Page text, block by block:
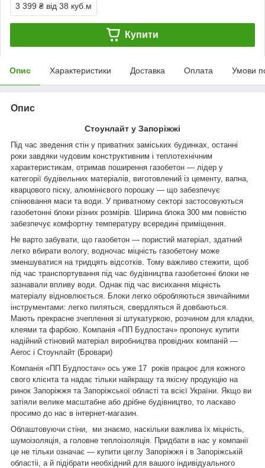
3 399 ₴ від 38 куб.м
Купити
Опис Характеристики Доставка Оплата Умови
Опис
Стоунлайт у Запоріжжі
Під час зведення стін у приватних заміських будинках, останні
роки завдяки чудовим конструктивним і теплотехнічним
характеристикам, отримав поширення газобетон — лідер у
категорії будівельних матеріалів, виготовлений із цементу, вапна,
кварцового піску, алюмінієвого порошку — що забезпечує
спінювання маси та води. У приватному секторі застосовуються
газобетонні блоки різних розмірів. Ширина блока 300 мм повністю
забезпечує комфортну температуру всередині приміщення.
Не варто забувати, що газобетон — пористий матеріал, здатний
легко вбирати вологу, водночас міцність газобетону може
зменшуватися на тридцять відсотків. Тому важливо стежити, щоб
під час транспортування під час будівництва газобетонні блоки не
зазнавали впливу води. Однак під час висихання міцність
матеріалу відновлюється. Блоки легко обробляються звичайними
інструментами: легко пиляться, свердляться й довбаються.
Мають прекрасне зчеплення зі штукатуркою, розчином для кладки,
клеями та фарбою. Компанія «ПП Будпостач» пропонує купити
надійний стіновий матеріал виробництва провідних компаній —
Aeroc і Стоунлайт (Бровари)
Компанія «ПП Будпостач» ось уже 17 років працює для кожного
свого клієнта та надає тільки найкращу та якісну продукцію на
ринок Запоріжжя та Запоріжської області та всієї України. Якщо ви
затіяли велике масштабне або дрібне будівництво, то ласкаво
просимо до нас в інтернет-магазин.
Облаштовуючи стіни, ми знаємо, наскільки важлива їх міцність,
шумоізоляція, а головне теплоізоляція. Придбати в нас у компанії
це не тільки означає — купити цеглу Запоріжжя і в Запоріжській
областіі, а й підібрати необхідний для вашого індивідуального